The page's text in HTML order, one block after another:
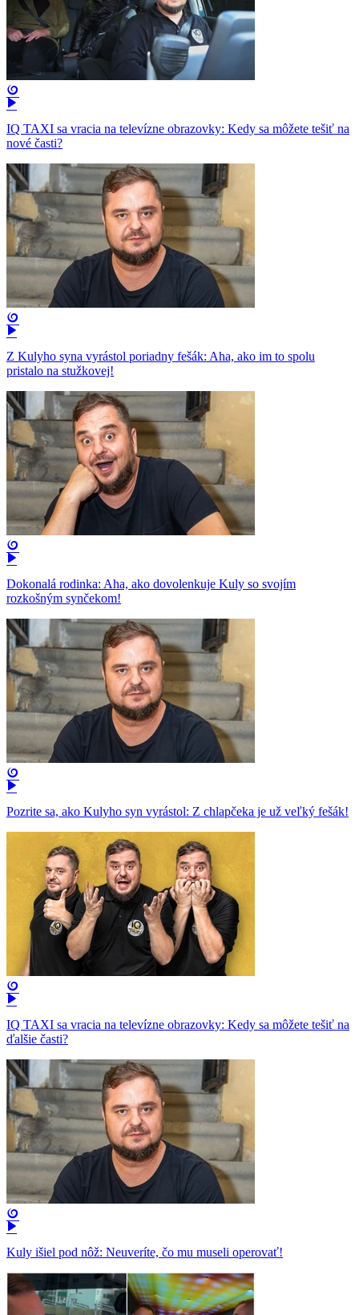
IQ TAXI sa vracia na televízne obrazovky: Kedy sa môžete tešiť na
nové časti?
Z Kulyho syna vyrástol poriadny fešák: Aha, ako im to spolu
pristalo na stužkovej!
Dokonalá rodinka: Aha, ako dovolenkuje Kuly so svojím
rozkošným synčekom!
Pozrite sa, ako Kulyho syn vyrástol: Z chlapčeka je už veľký fešák!
IQ TAXI sa vracia na televízne obrazovky: Kedy sa môžete tešiť na
ďalšie časti?
Kuly išiel pod nôž: Neuveríte, čo mu museli operovať!